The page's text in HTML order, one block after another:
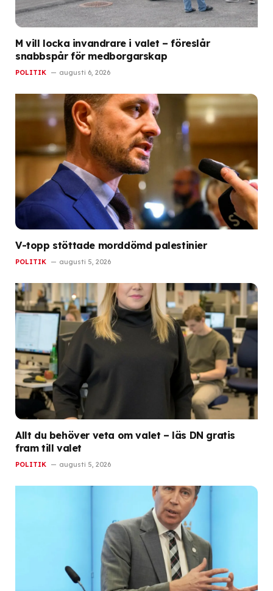
M vill locka invandrare i valet – föreslår
snabbspår för medborgarskap
POLITIK augusti 6, 2026
V-topp stöttade morddömd palestinier
POLITIK augusti 5, 2026
Allt du behöver veta om valet – läs DN gratis
fram till valet
POLITIK augusti 5, 2026